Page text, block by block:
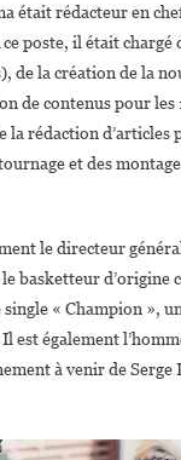
était rédacteur en
poste, il était chargé
de la création de la
de contenus pour les
la rédaction d’articles
et des montage
le directeur
basketteur d’origine
« Champion »,
est également
à venir de Serge